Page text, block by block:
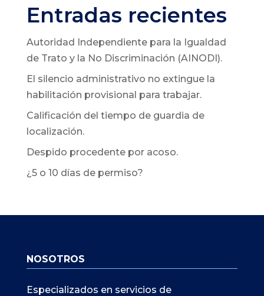
Entradas recientes
Autoridad Independiente para la Igualdad
de Trato y la No Discriminación (AINODI).
El silencio administrativo no extingue la
habilitación provisional para trabajar.
Calificación del tiempo de guardia de
localización.
Despido procedente por acoso.
¿5 o 10 días de permiso?
NOSOTROS
Especializados en servicios de